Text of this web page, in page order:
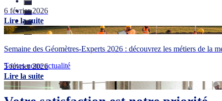
6 février 2026
Lire la suite
Semaine des Géomètres-Experts 2026 : découvrez les métiers de la
5 février 2026
Lire la suite
Toutes notre actualité